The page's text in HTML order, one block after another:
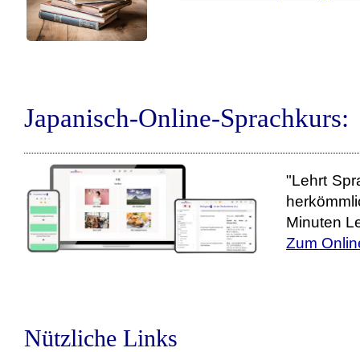
Japanisch-Online-Sprachkurs:
"Lehrt
Minuten
Zum
Nützliche Links